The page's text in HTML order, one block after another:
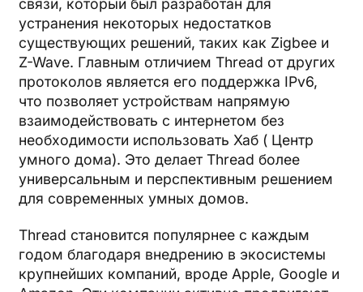
связи, который был разработан для
устранения некоторых недостатков
существующих решений, таких как Zigbee и
Z-Wave. Главным отличием Thread от других
протоколов является его поддержка IPv6,
что позволяет устройствам напрямую
взаимодействовать с интернетом без
необходимости использовать Хаб ( Центр
умного дома). Это делает Thread более
универсальным и перспективным решением
для современных умных домов.
Thread становится популярнее с каждым
годом благодаря внедрению в экосистемы
крупнейших компаний, вроде Apple, Google и